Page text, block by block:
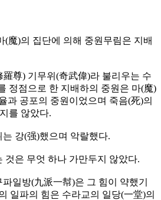
(魔)의 집단에 의해 중원무림은 지배
尊) 기무위(奇武偉)라 불리우는 수
정점으로 한 지배하의 중원은 마(魔)
과 공포의 중원이었으며 죽음(死)의
를 않았다.
강(强)했으며 악랄했다.
것은 무엇 하나 가만두지 않았다.
일방(九派一幇)은 그 힘이 약했기
일파의 힘은 수라교의 일당(一堂)의